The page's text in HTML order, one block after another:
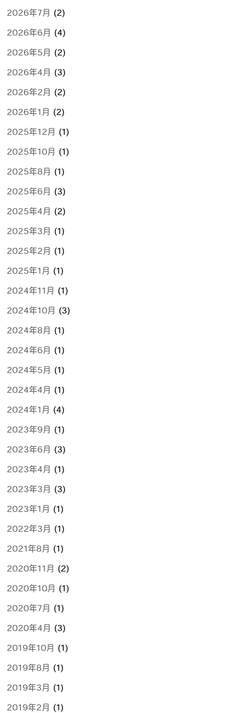
2026年7月 (2)
2026年6月 (4)
2026年5月 (2)
2026年4月 (3)
2026年2月 (2)
2026年1月 (2)
2025年12月 (1)
2025年10月 (1)
2025年8月 (1)
2025年6月 (3)
2025年4月 (2)
2025年3月 (1)
2025年2月 (1)
2025年1月 (1)
2024年11月 (1)
2024年10月 (3)
2024年8月 (1)
2024年6月 (1)
2024年5月 (1)
2024年4月 (1)
2024年1月 (4)
2023年9月 (1)
2023年6月 (3)
2023年4月 (1)
2023年3月 (3)
2023年1月 (1)
2022年3月 (1)
2021年8月 (1)
2020年11月 (2)
2020年10月 (1)
2020年7月 (1)
2020年4月 (3)
2019年10月 (1)
2019年8月 (1)
2019年3月 (1)
2019年2月 (1)